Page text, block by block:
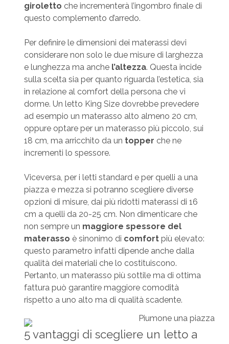
giroletto che incrementerà l’ingombro finale di
questo complemento d’arredo.
Per definire le dimensioni dei materassi devi
considerare non solo le due misure di larghezza
e lunghezza ma anchel’altezza. Questa incide
sulla scelta sia per quanto riguarda l’estetica, sia
in relazione al comfort della persona che vi
dorme. Un letto King Size dovrebbe prevedere
ad esempio un materasso alto almeno 20 cm,
oppure optare per un materasso più piccolo, sui
18 cm, ma arricchito da un topper che ne
incrementi lo spessore.
Viceversa, per i letti standard e per quelli a una
piazza e mezza si potranno scegliere diverse
opzioni di misure, dai più ridotti materassi di 16
cm a quelli da 20-25 cm. Non dimenticare che
non sempre un maggiore spessore del
materasso è sinonimo di comfortpiù elevato:
questo parametro infatti dipende anche dalla
qualità dei materiali che lo costituiscono.
Pertanto, un materasso più sottile ma di ottima
fattura può garantire maggiore comodità
rispetto a uno alto ma di qualità scadente.
5 vantaggi di scegliere un letto a